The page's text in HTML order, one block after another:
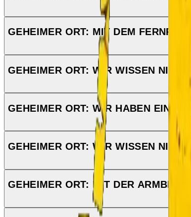
GEHEIMER ORT: MIT DEM
GEHEIMER ORT: WIR WISSEN
GEHEIMER ORT: WIR HABEN EINE
GEHEIMER ORT: WIR WISSEN
GEHEIMER ORT: MIT DER